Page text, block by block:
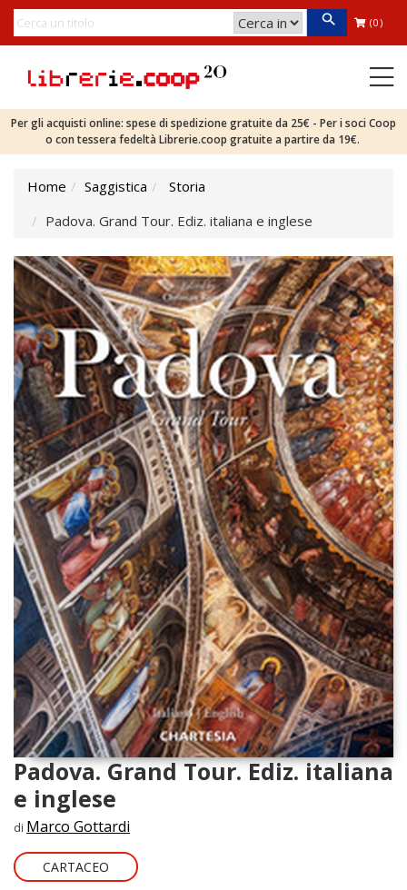
(0)
Per gli acquisti online: spese di spedizione gratuite da 25€ - Per i soci Coop
o con tessera fedeltà Librerie.coop gratuite a partire da 19€.
Home Saggistica
Storia
Padova. Grand Tour. Ediz. italiana e inglese
Padova. Grand Tour. Ediz. italiana
e inglese
di Marco Gottardi
CARTACEO